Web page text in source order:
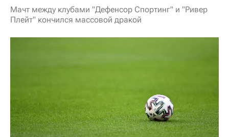
Мачт между клубами "Дефенсор Спортинг" и "Ривер
Плейт" кончился массовой дракой